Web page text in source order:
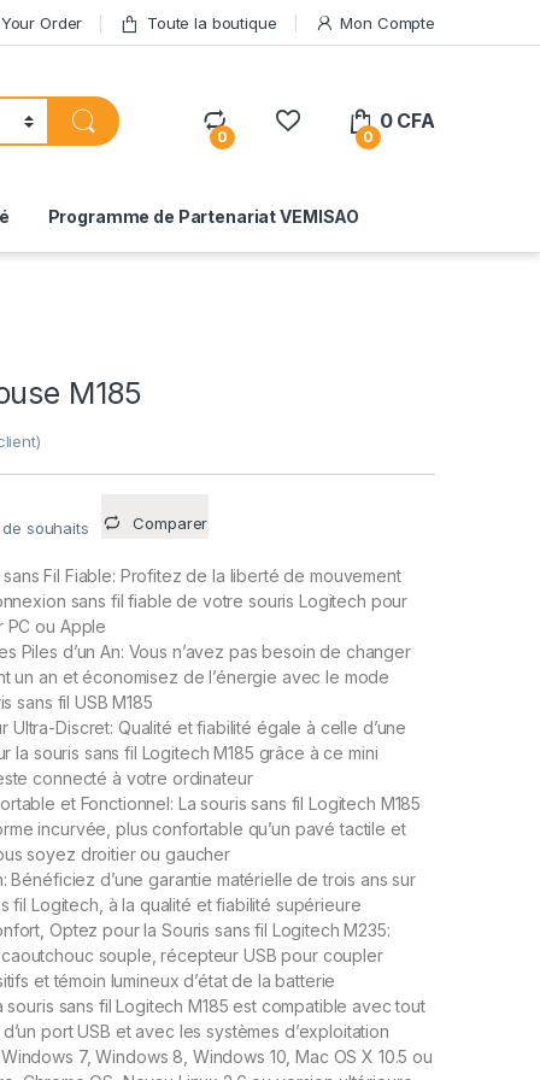
Order Toute la boutique Mon Compte
0 0
0 CFA
Programme de Partenariat VEMISAO
M185
souhaits Comparer
Fil Fiable: Profitez de la liberté de mouvement
sans fil fiable de votre souris Logitech pour
PC ou Apple
Piles d’un An: Vous n’avez pas besoin de changer
un an et économisez de l’énergie avec le mode
sans fil USB M185
Ultra-Discret: Qualité et fiabilité égale à celle d’une
la souris sans fil Logitech M185 grâce à ce mini
connecté à votre ordinateur
et Fonctionnel: La souris sans fil Logitech M185
incurvée, plus confortable qu’un pavé tactile et
soyez droitier ou gaucher
Bénéficiez d’une garantie matérielle de trois ans sur
fil Logitech, à la qualité et fiabilité supérieure
Optez pour la Souris sans fil Logitech M235:
souple, récepteur USB pour coupler
et témoin lumineux d’état de la batterie
souris sans fil Logitech M185 est compatible avec tout
port USB et avec les systèmes d’exploitation
7, Windows 8, Windows 10, Mac OS X 10.5 ou